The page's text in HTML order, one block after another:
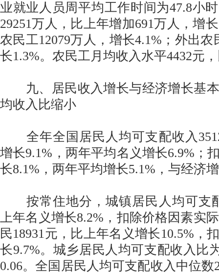
业就业人员周平均工作时间为47.8小
29251万人，比上年增加691万人，增
农民工12079万人，增长4.1%；外出农
长1.3%。农民工月均收入水平4432元
九、居民收入增长与经济增长基本
均收入比缩小
全年全国居民人均可支配收入
增长9.1%，两年平均名义增长6.9%；
长8.1%，两年平均增长5.1%，与经济
按常住地分，城镇居民人均可支
上年名义增长8.2%，扣除价格因素实
民18931元，比上年名义增长10.5%，
长9.7%。城乡居民人均可支配收入比
0.06。全国居民人均可支配收入中位数